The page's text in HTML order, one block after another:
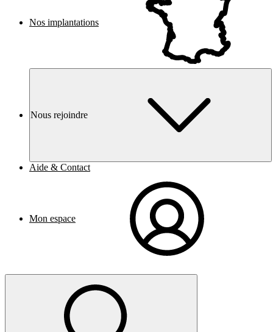
Nos implantations
Nous rejoindre
Aide & Contact
Mon espace